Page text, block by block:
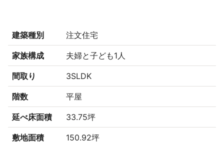
建築種別 注文住宅
家族構成 夫婦と子ども1人
間取り 3SLDK
階数 平屋
延べ床面積 33.75坪
敷地面積 150.92坪